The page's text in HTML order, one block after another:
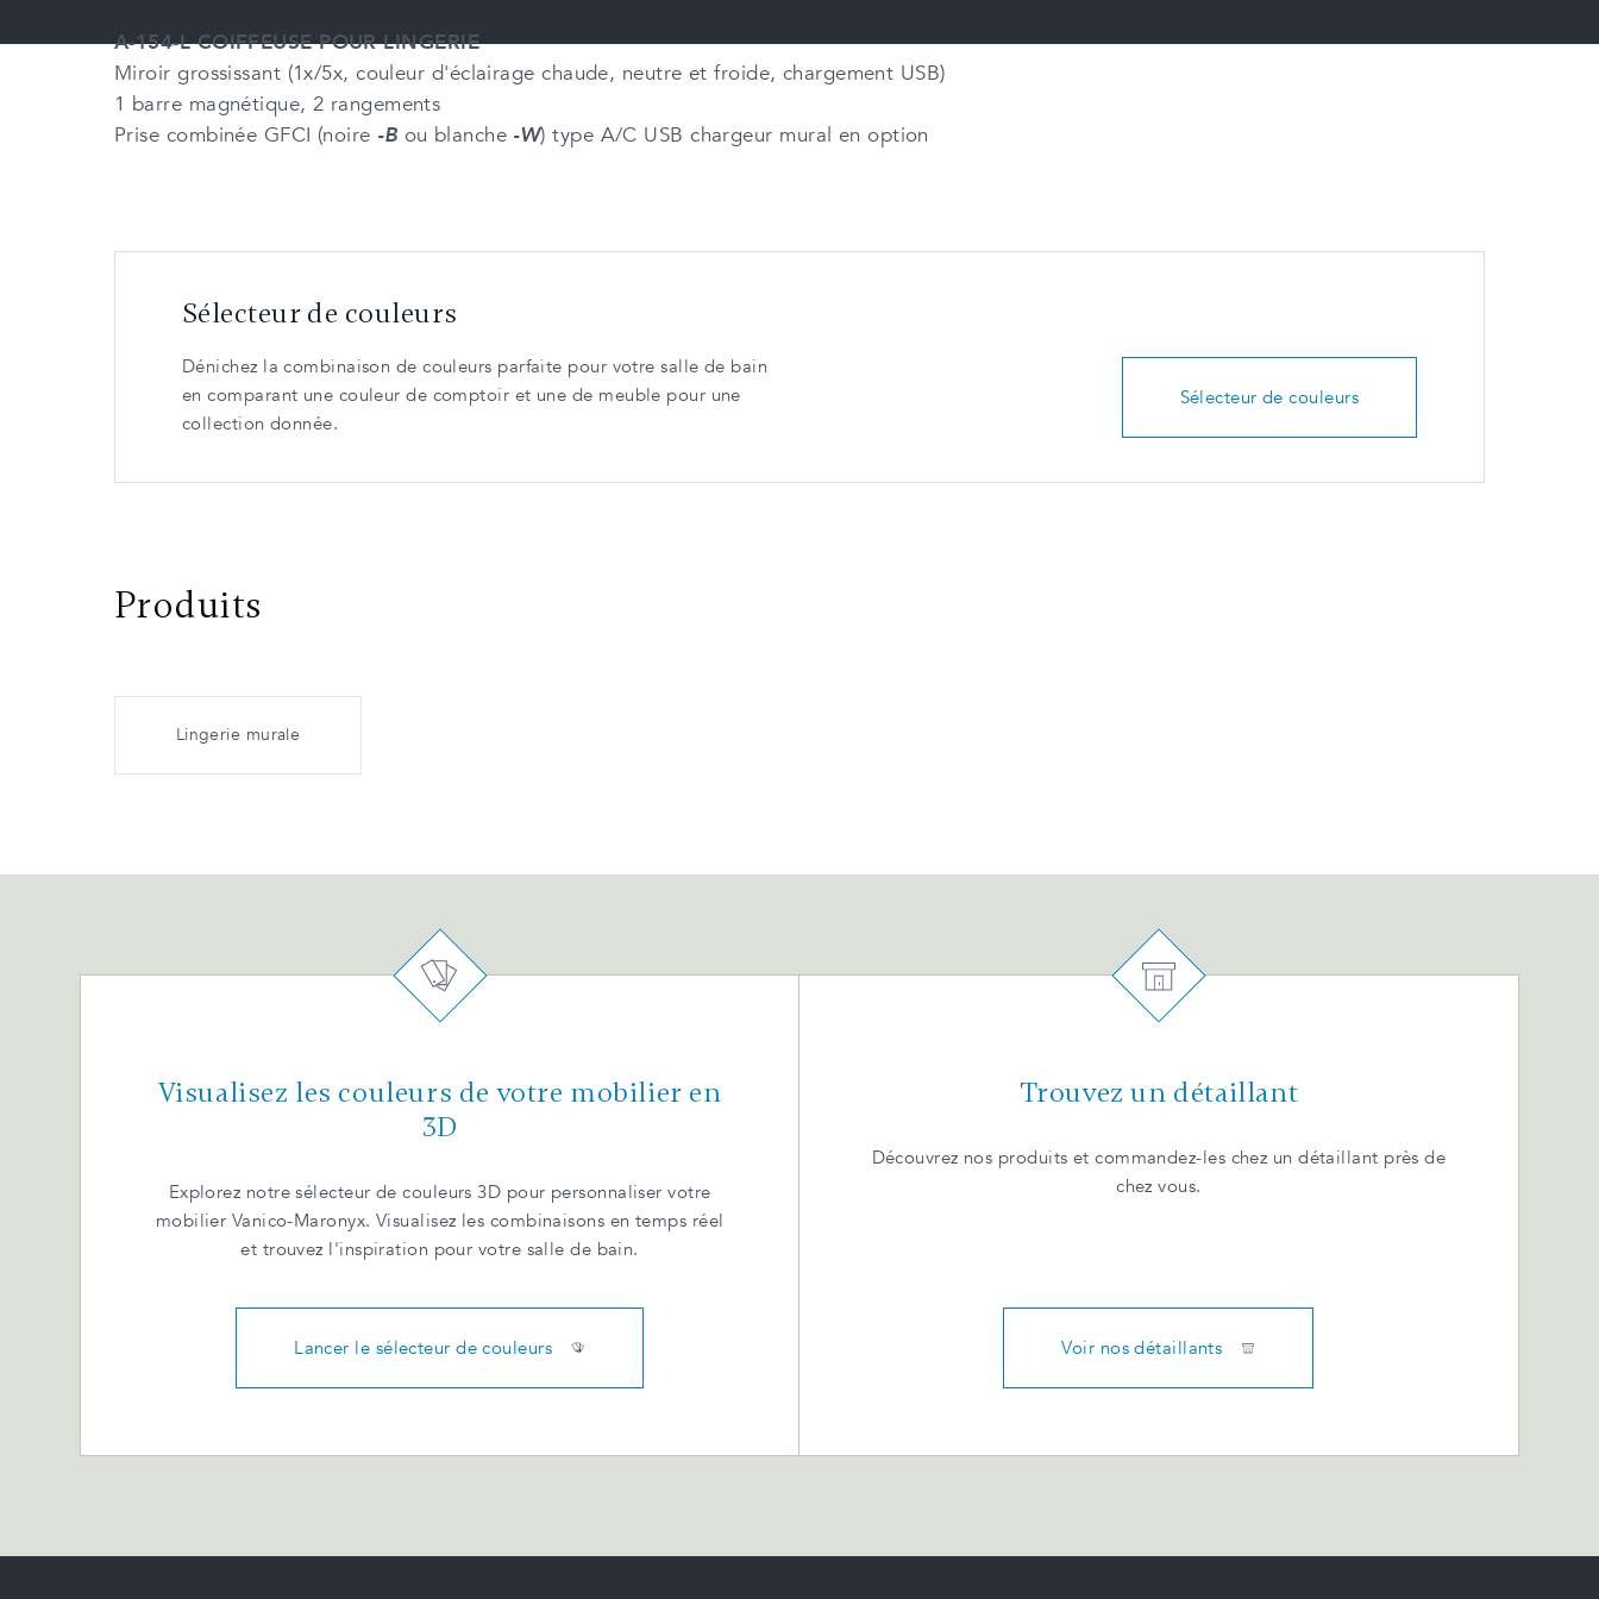
A-154-L COIFFEUSE POUR LINGERIE
Miroir grossissant (1x/5x, couleur d'éclairage chaude, neutre et froide, chargement USB)
1 barre magnétique, 2 rangements
Prise combinée GFCI (noire -B ou blanche -W) type A/C USB chargeur mural en option
Sélecteur de couleurs
Dénichez la combinaison de couleurs parfaite pour votre salle de bain
en comparant une couleur de comptoir et une de meuble pour une
collection donnée.
Sélecteur de couleurs
Produits
Lingerie murale
Visualisez les couleurs de votre mobilier en
3D
Explorez notre sélecteur de couleurs 3D pour personnaliser votre
mobilier Vanico-Maronyx. Visualisez les combinaisons en temps réel
et trouvez l'inspiration pour votre salle de bain.
Lancer le sélecteur de couleurs
Trouvez un détaillant
Découvrez nos produits et commandez-les chez un détaillant près de
chez vous.
Voir nos détaillants